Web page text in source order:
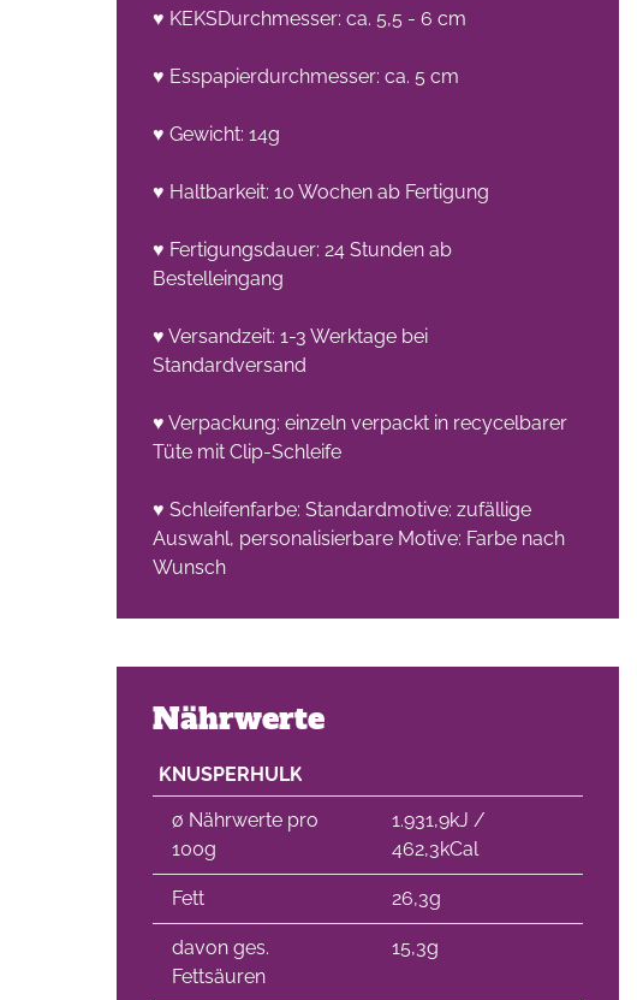
♥ KEKSDurchmesser: ca. 5,5 - 6 cm
♥ Esspapierdurchmesser: ca. 5 cm
♥ Gewicht: 14g
♥ Haltbarkeit: 10 Wochen ab Fertigung
♥ Fertigungsdauer: 24 Stunden ab
Bestelleingang
♥ Versandzeit: 1-3 Werktage bei
Standardversand
♥ Verpackung: einzeln verpackt in recycelbarer
Tüte mit Clip-Schleife
♥ Schleifenfarbe: Standardmotive: zufällige
Auswahl, personalisierbare Motive: Farbe nach
Wunsch
Nährwerte
KNUSPERHULK
∅ Nährwerte pro
100g
1.931,9kJ /
462,3kCal
Fett 26,3g
davon ges.
Fettsäuren
15,3g